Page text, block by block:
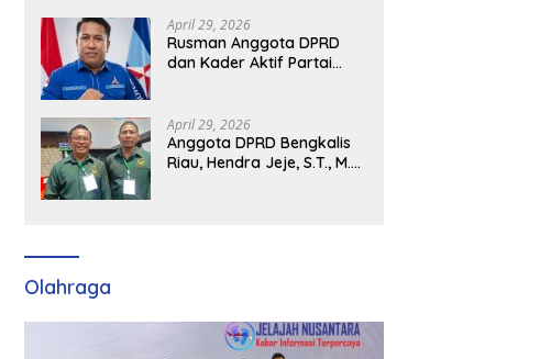
April 29, 2026
Rusman Anggota DPRD
dan Kader Aktif Partai
Cik Ujang Pimpin DPD
Partai Demokrat SumSel
April 29, 2026
Anggota DPRD Bengkalis
Riau, Hendra Jeje, S.T., M.M
Olahraga